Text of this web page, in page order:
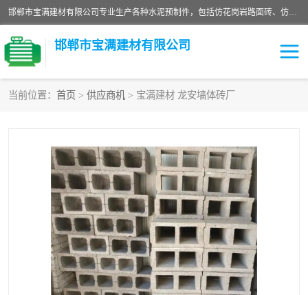
邯郸市宝满建材有限公司专业生产各种水泥预制件，包括仿花岗岩路面砖、仿花岗岩人行道砖、仿花岗岩路侧石、烧结砖、植草砖、码头砖连锁块、仿花岗岩路侧石、沙井盖、水泥盖板等各种水泥制品
邯郸市宝满建材有限公司
当前位置： 首页 > 供应商机 > 宝满建材 龙安墙体砖厂
面包砖 混凝土路沿石
水泥构件 便道砖
花岗岩路岩石 盲道砖
草坪砖 pc仿石砖